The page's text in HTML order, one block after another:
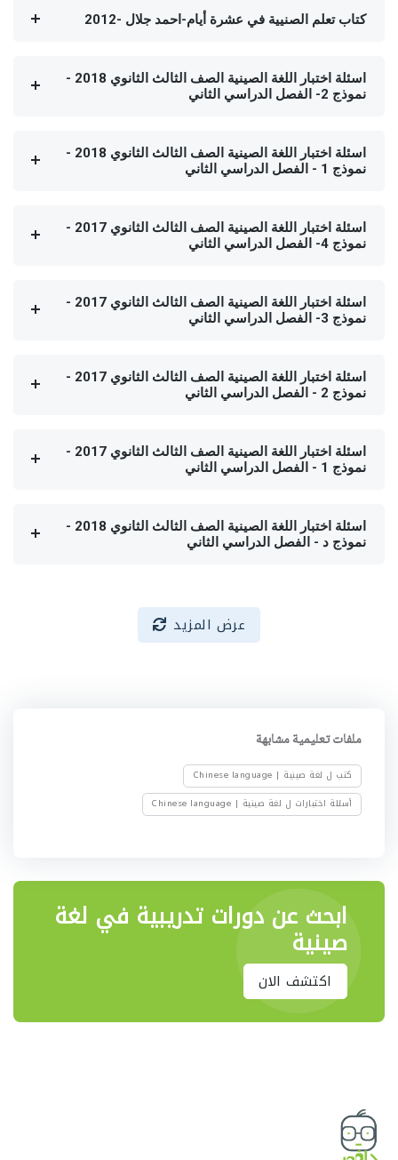
كتاب تعلم الصنيية في عشرة أيام-احمد جلال -2012
اسئلة اختبار اللغة الصينية الصف الثالث الثانوي 2018 -
نموذج 2- الفصل الدراسي الثاني
اسئلة اختبار اللغة الصينية الصف الثالث الثانوي 2018 -
نموذج 1 - الفصل الدراسي الثاني
اسئلة اختبار اللغة الصينية الصف الثالث الثانوي 2017 -
نموذج 4- الفصل الدراسي الثاني
اسئلة اختبار اللغة الصينية الصف الثالث الثانوي 2017 -
نموذج 3- الفصل الدراسي الثاني
اسئلة اختبار اللغة الصينية الصف الثالث الثانوي 2017 -
نموذج 2 - الفصل الدراسي الثاني
اسئلة اختبار اللغة الصينية الصف الثالث الثانوي 2017 -
نموذج 1 - الفصل الدراسي الثاني
اسئلة اختبار اللغة الصينية الصف الثالث الثانوي 2018 -
نموذج د - الفصل الدراسي الثاني
عرض المزيد
ملفات تعليمية مشابهة
كتب ل لغة صينية | Chinese language
أسئلة اختبارات ل لغة صينية | Chinese language
ابحث عن دورات تدريبية في لغة
صينية
اكتشف الان